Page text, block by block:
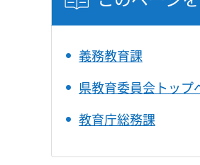
ま
す
開
き
す 義務教育課
県教育委員会トップ
教育庁総務課